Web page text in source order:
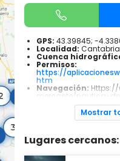
GPS: 43.39845; -
Localidad: Cantabria
Cuenca
Permisos:
https://
htm
Navegación:
mercante/nautica-
administrativa/el-
permiso-de-
Especies piscícolas:
otras
Mostrar
Lugares cercanos: